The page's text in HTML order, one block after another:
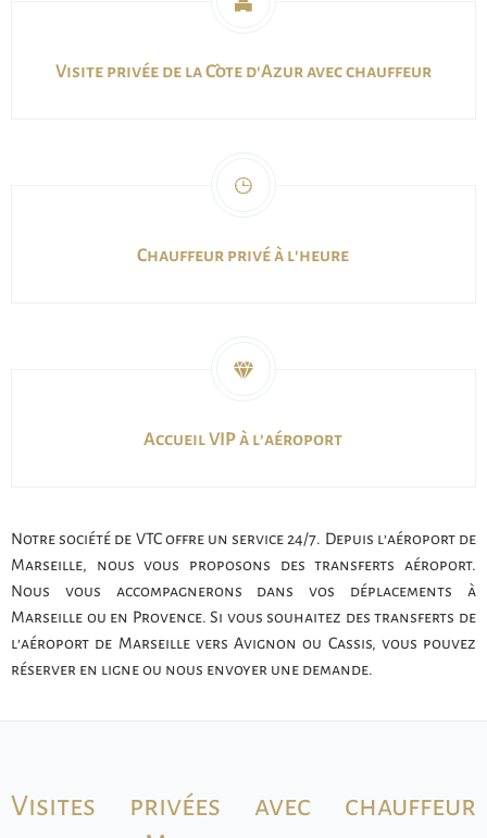
Visite privée de la Côte d'Azur avec chauffeur
Chauffeur privé à l'heure
Accueil VIP à l’aéroport
Notre société de VTC offre un service 24/7. Depuis l’aéroport de
Marseille, nous vous proposons des transferts aéroport.
Nous vous accompagnerons dans vos déplacements à
Marseille ou en Provence. Si vous souhaitez des transferts de
l’aéroport de Marseille vers Avignon ou Cassis, vous pouvez
réserver en ligne ou nous envoyer une demande.
Visites privées avec chauffeur